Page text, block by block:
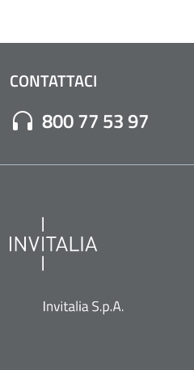
CONTATTACI
Numero di Telefono:
800 77 53 97